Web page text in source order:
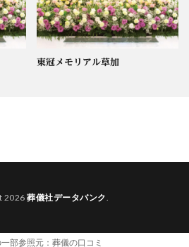
東冠メモリアル草加
2026葬儀社データバンク.
部参照元： 葬儀の口コミ